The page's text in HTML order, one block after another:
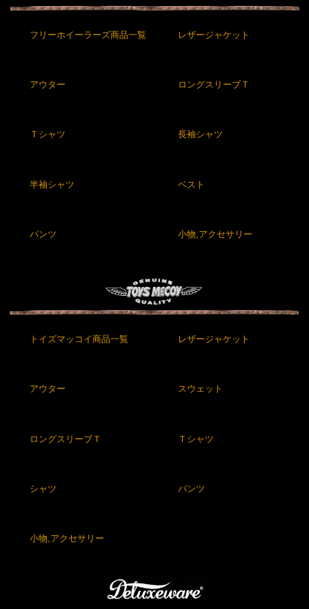
フリーホイーラーズ商品一覧 レザージャケット
アウター ロングスリーブＴ
Ｔシャツ 長袖シャツ
半袖シャツ ベスト
パンツ 小物,アクセサリー
トイズマッコイ商品一覧 レザージャケット
アウター スウェット
ロングスリーブＴ Ｔシャツ
シャツ パンツ
小物,アクセサリー